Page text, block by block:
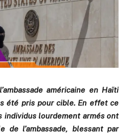
américaine en Haïti
été pris pour cible. En effet ce
individus lourdement armés ont
de l’ambassade, blessant par